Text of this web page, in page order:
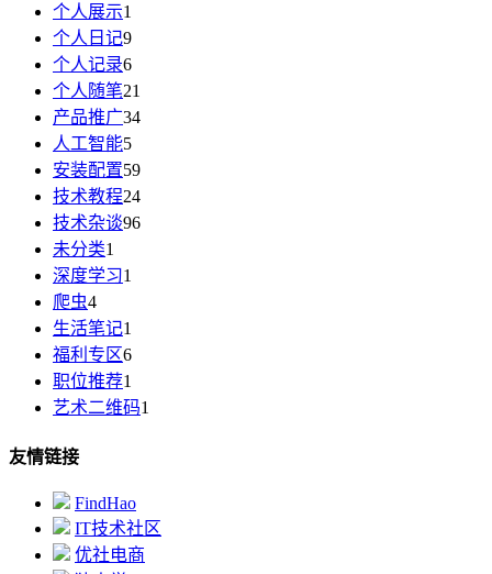
个人展示1
个人日记9
个人记录6
个人随笔21
产品推广34
人工智能5
安装配置59
技术教程24
技术杂谈96
未分类1
深度学习1
爬虫4
生活笔记1
福利专区6
职位推荐1
艺术二维码1
友情链接
FindHao
IT技术社区
优社电商